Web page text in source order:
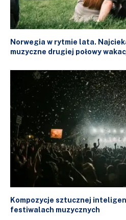
Norwegia w rytmie lata.
muzyczne drugiej połowy
Kompozycje sztucznej
festiwalach muzycznych